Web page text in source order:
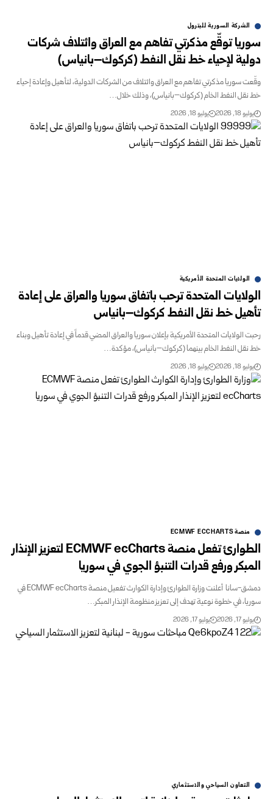
الشركة السورية للبترول
سوريا توقّع مذكرتي تفاهم مع العراق وائتلاف شركات
دولية لإحياء خط نقل النفط (كركوك–‏بانياس)
وقّعت سوريا مذكرتي تفاهم مع العراق وائتلاف من الشركات الدولية، لتأهيل وإعادة إحياء
خط نقل النفط الخام (كركوك–بانياس)، وذلك خلال…
يوليو 18, 2026 يوليو 18, 2026
الولايات المتحدة الأمريكية
الولايات المتحدة ترحب باتفاق سوريا والعراق على إعادة
تأهيل خط نقل النفط كركوك–بانياس
رحبت الولايات المتحدة الأمريكية بإعلان سوريا والعراق المضي قدماً في إعادة تأهيل وبناء
خط نقل النفط الخام بينهما (كركوك–بانياس)، مؤكدة…
يوليو 18, 2026 يوليو 18, 2026
منصة ‏ECMWF ECCHARTS
الطوارئ تفعل منصة ECMWF ecCharts لتعزيز الإنذار
المبكر ورفع قدرات التنبؤ الجوي في سوريا
دمشق-سانا أعلنت وزارة الطوارئ وإدارة الكوارث تفعيل منصة ‏ECMWF ecCharts‏ في
سوريا، في خطوة نوعية تهدف إلى تعزيز منظومة الإنذار المبكر…
يوليو 17, 2026 يوليو 17, 2026
التعاون السياحي والاستثماري